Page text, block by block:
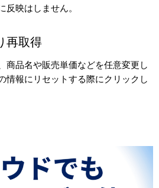
反映はしません。
再取得
商品名や販売単価などを任意変更し
情報にリセットする際にクリックし